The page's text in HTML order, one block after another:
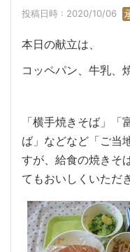
投稿日時 : 2020/10/06
本日の献立は、
コッペパン、牛乳、
「横手焼きそば」
ば」などなど「ご当
すが、給食の焼きそ
てもおいしくいただ